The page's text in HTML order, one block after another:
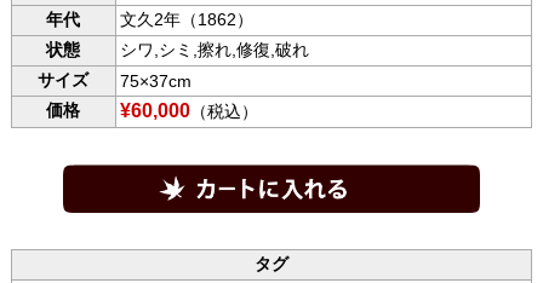
年代
文久2年（1862）
状態
シワ,シミ,擦れ,修復,破れ
サイズ
75×37cm
価格
¥60,000（税込）
タグ